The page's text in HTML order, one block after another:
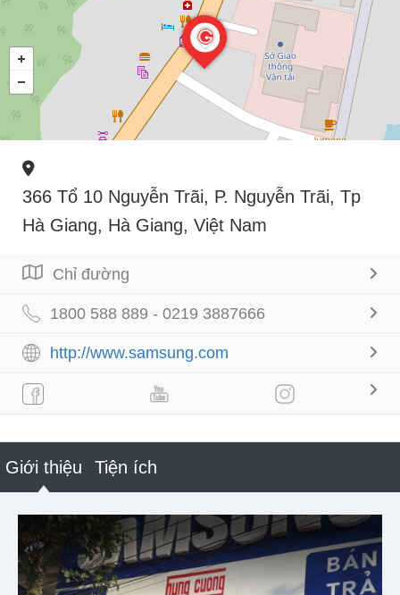
366 Tổ 10 Nguyễn Trãi, P. Nguyễn Trãi, Tp
Hà Giang, Hà Giang, Việt Nam
Chỉ đường
1800 588 889 - 0219 3887666
http://www.samsung.com
Giới thiệu Tiện ích